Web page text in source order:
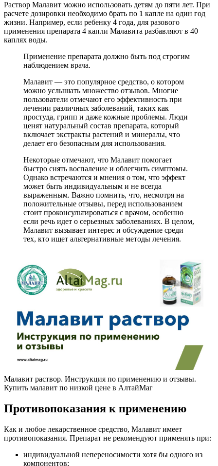
Раствор Малавит можно использовать детям до пяти лет. При
расчете дозировки необходимо брать по 1 капле на один год
жизни. Например, если ребенку 4 года, для разового
применения препарата 4 капли Малавита разбавляют в 40
каплях воды.
Применение препарата должно быть под строгим
наблюдением врача.
Малавит — это популярное средство, о котором
можно услышать множество отзывов. Многие
пользователи отмечают его эффективность при
лечении различных заболеваний, таких как
простуда, грипп и даже кожные проблемы. Люди
ценят натуральный состав препарата, который
включает экстракты растений и минералы, что
делает его безопасным для использования.
Некоторые отмечают, что Малавит помогает
быстро снять воспаление и облегчить симптомы.
Однако встречаются и мнения о том, что эффект
может быть индивидуальным и не всегда
выраженным. Важно помнить, что, несмотря на
положительные отзывы, перед использованием
стоит проконсультироваться с врачом, особенно
если речь идет о серьезных заболеваниях. В целом,
Малавит вызывает интерес и обсуждение среди
тех, кто ищет альтернативные методы лечения.
Малавит раствор. Инструкция по применению и отзывы.
Купить малавит по низкой цене в АлтайМаг
Противопоказания к применению
Как и любое лекарственное средство, Малавит имеет
противопоказания. Препарат не рекомендуют применять при:
индивидуальной непереносимости хотя бы одного из
компонентов;